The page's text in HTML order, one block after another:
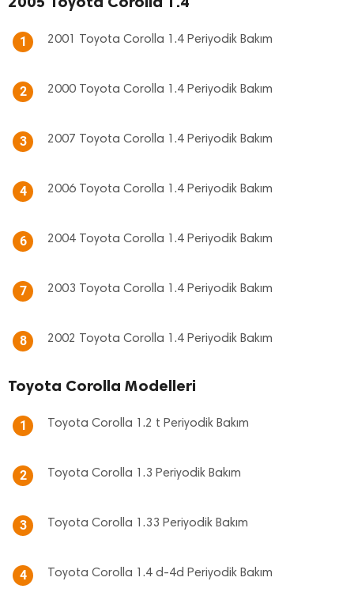
1 2001 Toyota Corolla 1.4 Periyodik Bakım
2 2000 Toyota Corolla 1.4 Periyodik Bakım
3 2007 Toyota Corolla 1.4 Periyodik Bakım
4 2006 Toyota Corolla 1.4 Periyodik Bakım
6 2004 Toyota Corolla 1.4 Periyodik Bakım
7 2003 Toyota Corolla 1.4 Periyodik Bakım
8 2002 Toyota Corolla 1.4 Periyodik Bakım
Toyota Corolla Modelleri
1 Toyota Corolla 1.2 t Periyodik Bakım
2 Toyota Corolla 1.3 Periyodik Bakım
3 Toyota Corolla 1.33 Periyodik Bakım
4 Toyota Corolla 1.4 d-4d Periyodik Bakım